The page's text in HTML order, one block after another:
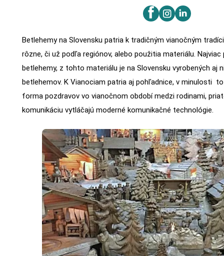
Betlehemy na Slovensku patria k tradičným vianočným
rôzne, či už podľa regiónov, alebo použitia materiálu. Najviac
betlehemy, z tohto materiálu je na Slovensku vyrobených aj
betlehemov. K Vianociam patria aj pohľadnice, v minulosti
forma pozdravov vo vianočnom období medzi rodinami,
komunikáciu vytláčajú moderné komunikačné technológie.